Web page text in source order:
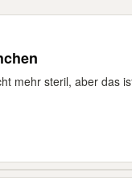
mehr steril, aber das